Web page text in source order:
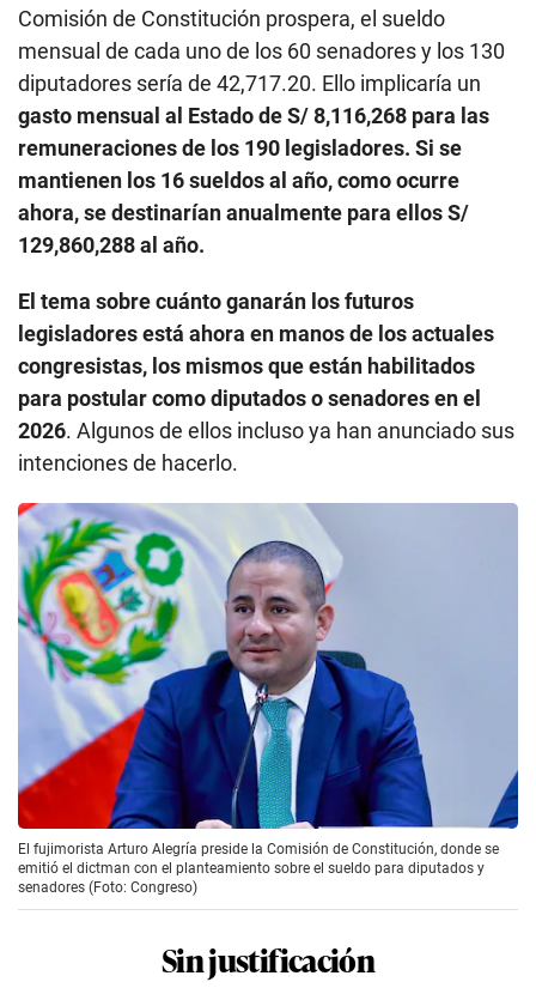
Comisión de Constitución prospera, el sueldo
mensual de cada uno de los 60 senadores y los 130
diputadores sería de 42,717.20. Ello implicaría un
gasto mensual al Estado de S/ 8,116,268 para las
remuneraciones de los 190 legisladores. Si se
mantienen los 16 sueldos al año, como ocurre
ahora, se destinarían anualmente para ellos S/
129,860,288 al año.
El tema sobre cuánto ganarán los futuros
legisladores está ahora en manos de los actuales
congresistas, los mismos que están habilitados
para postular como diputados o senadores en el
2026. Algunos de ellos incluso ya han anunciado sus
intenciones de hacerlo.
El fujimorista Arturo Alegría preside la Comisión de Constitución, donde se
emitió el dictman con el planteamiento sobre el sueldo para diputados y
senadores (Foto: Congreso)
Sin justificación